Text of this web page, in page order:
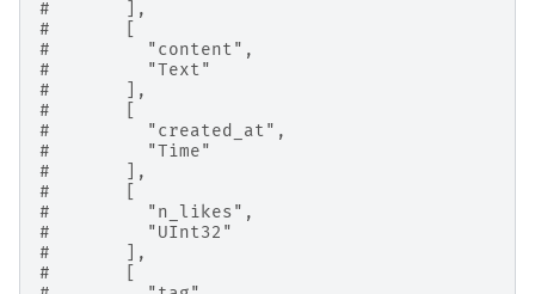
#       ],
#       [
#         "content",
#         "Text"
#       ],
#       [
#         "created_at",
#         "Time"
#       ],
#       [
#         "n_likes",
#         "UInt32"
#       ],
#       [